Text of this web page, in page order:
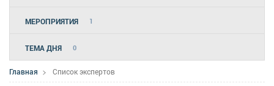
МЕРОПРИЯТИЯ 1
ТЕМА ДНЯ 0
Главная Список экспертов